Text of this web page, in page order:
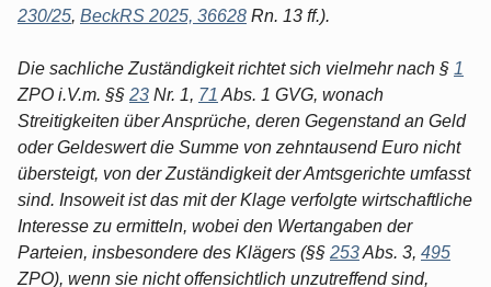
230/25, BeckRS 2025, 36628 Rn. 13 ff.).
Die sachliche Zuständigkeit richtet sich vielmehr nach § 1
ZPO i.V.m. §§ 23 Nr. 1, 71 Abs. 1 GVG, wonach
Streitigkeiten über Ansprüche, deren Gegenstand an Geld
oder Geldeswert die Summe von zehntausend Euro nicht
übersteigt, von der Zuständigkeit der Amtsgerichte umfasst
sind. Insoweit ist das mit der Klage verfolgte wirtschaftliche
Interesse zu ermitteln, wobei den Wertangaben der
Parteien, insbesondere des Klägers (§§ 253Abs. 3, 495
ZPO), wenn sie nicht offensichtlich unzutreffend sind,